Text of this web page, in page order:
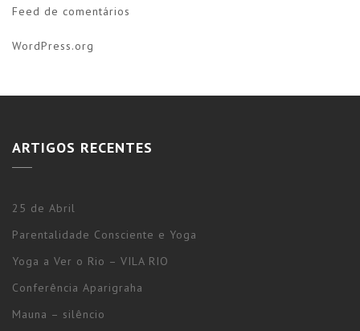
Feed de comentários
WordPress.org
ARTIGOS RECENTES
25 de Abril
Parentalidade Consciente e Yoga
Yoga a Ver o Rio – VILA RIO
Conferência Aparigraha
Mauna – silêncio